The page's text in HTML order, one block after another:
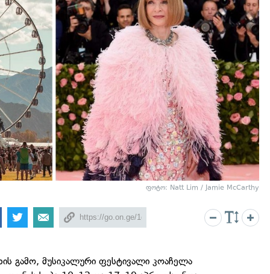
ფოტო: Natt Lim / Jamie McCarthy
გამო, მუსიკალური ფესტივალი კოაჩელა